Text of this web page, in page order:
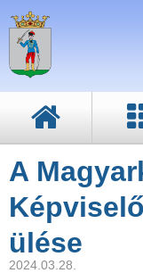
A
ülése
2024.03.28.